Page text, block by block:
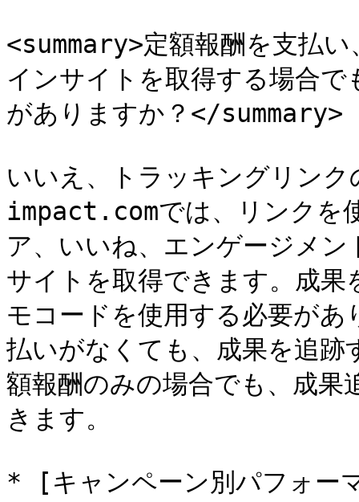
<summary>定額報酬を支払
インサイトを取得する場合
がありますか？</summary>
いいえ、トラッキングリン
impact.comでは、リンクを
ア、いいね、エンゲージメ
サイトを取得できます。成
モコードを使用する必要が
払いがなくても、成果を追
額報酬のみの場合でも、成
きます。
* [キャンペーン別パフォー